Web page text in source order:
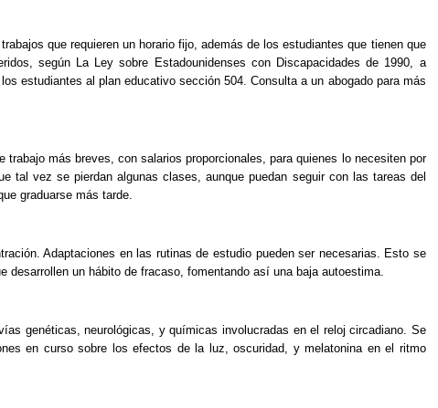
que requieren un horario fijo, además de los estudiantes que tienen que
según La Ley sobre Estadounidenses con Discapacidades de 1990, a
estudiantes al plan educativo sección 504. Consulta a un abogado para más
más breves, con salarios proporcionales, para quienes lo necesiten por
tal vez se pierdan algunas clases, aunque puedan seguir con las tareas del
graduarse más tarde.
Adaptaciones en las rutinas de estudio pueden ser necesarias. Esto se
un hábito de fracaso, fomentando así una baja autoestima.
genéticas, neurológicas, y químicas involucradas en el reloj circadiano. Se
en curso sobre los efectos de la luz, oscuridad, y melatonina en el ritmo